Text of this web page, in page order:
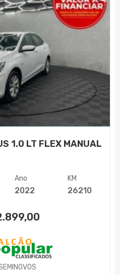
1.0 LT FLEX MANUAL
Ano
2022
KM
26210